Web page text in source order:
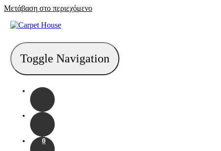
Μετάβαση στο περιεχόμενο
Toggle Navigation
0